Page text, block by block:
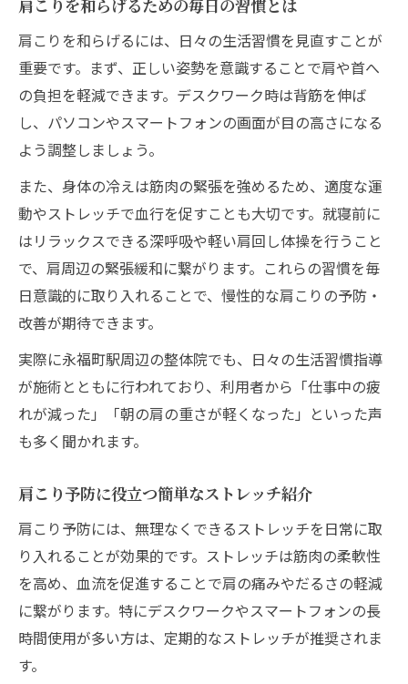
肩こりを和らげるための毎日の習慣とは
肩こりを和らげるには、日々の生活習慣を見直すことが
重要です。まず、正しい姿勢を意識することで肩や首へ
の負担を軽減できます。デスクワーク時は背筋を伸ば
し、パソコンやスマートフォンの画面が目の高さになる
よう調整しましょう。
また、身体の冷えは筋肉の緊張を強めるため、適度な運
動やストレッチで血行を促すことも大切です。就寝前に
はリラックスできる深呼吸や軽い肩回し体操を行うこと
で、肩周辺の緊張緩和に繋がります。これらの習慣を毎
日意識的に取り入れることで、慢性的な肩こりの予防・
改善が期待できます。
実際に永福町駅周辺の整体院でも、日々の生活習慣指導
が施術とともに行われており、利用者から「仕事中の疲
れが減った」「朝の肩の重さが軽くなった」といった声
も多く聞かれます。
肩こり予防に役立つ簡単なストレッチ紹介
肩こり予防には、無理なくできるストレッチを日常に取
り入れることが効果的です。ストレッチは筋肉の柔軟性
を高め、血流を促進することで肩の痛みやだるさの軽減
に繋がります。特にデスクワークやスマートフォンの長
時間使用が多い方は、定期的なストレッチが推奨されま
す。